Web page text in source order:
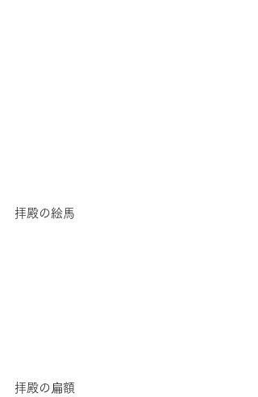
拝殿の絵馬
拝殿の扁額